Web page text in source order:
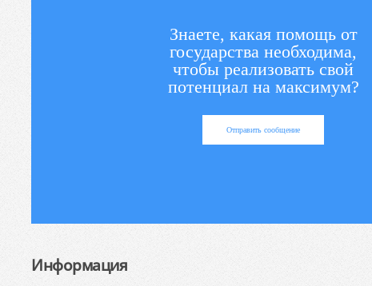
Знаете, какая помощь от
государства необходима,
чтобы реализовать свой
потенциал на максимум?
Отправить сообщение
Информация